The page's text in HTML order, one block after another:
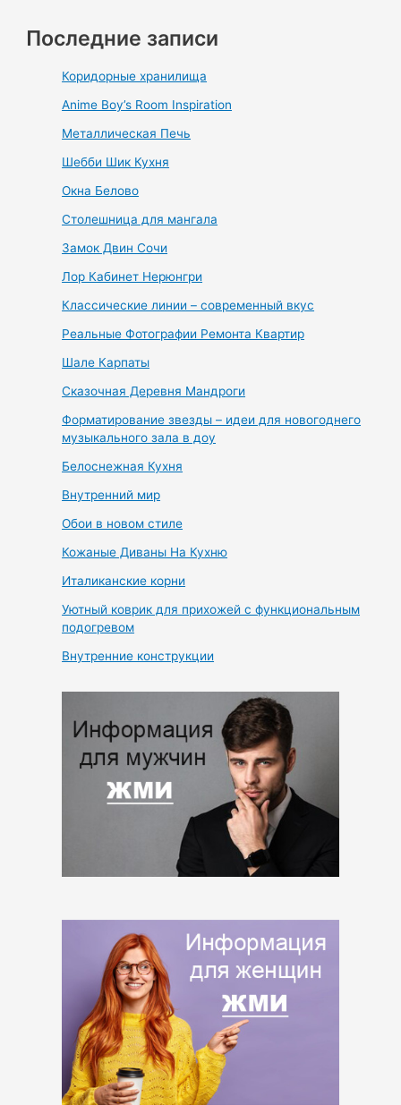
Последние записи
Коридорные хранилища
Anime Boy’s Room Inspiration
Металлическая Печь
Шебби Шик Кухня
Окна Белово
Столешница для мангала
Замок Двин Сочи
Лор Кабинет Нерюнгри
Классические линии – современный вкус
Реальные Фотографии Ремонта Квартир
Шале Карпаты
Сказочная Деревня Мандроги
Форматирование звезды – идеи для новогоднего
музыкального зала в доу
Белоснежная Кухня
Внутренний мир
Обои в новом стиле
Кожаные Диваны На Кухню
Италиканские корни
Уютный коврик для прихожей с функциональным
подогревом
Внутренние конструкции